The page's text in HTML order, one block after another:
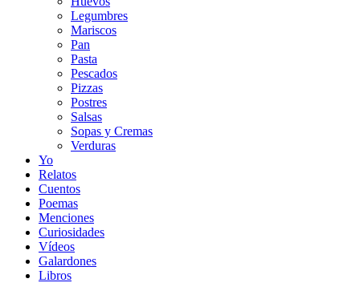
Legumbres
Mariscos
Pan
Pasta
Pescados
Pizzas
Postres
Salsas
Sopas y Cremas
Verduras
Yo
Relatos
Cuentos
Poemas
Menciones
Curiosidades
Vídeos
Galardones
Libros